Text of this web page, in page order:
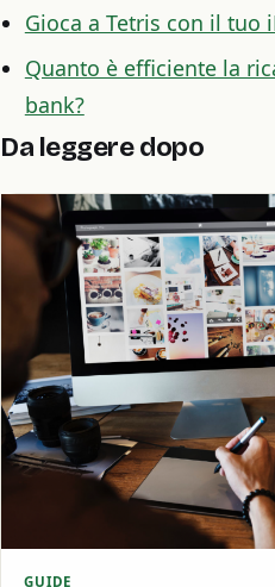
Gioca a Tetris con il tuo
Quanto è efficiente la
bank?
Da leggere dopo
GUIDE